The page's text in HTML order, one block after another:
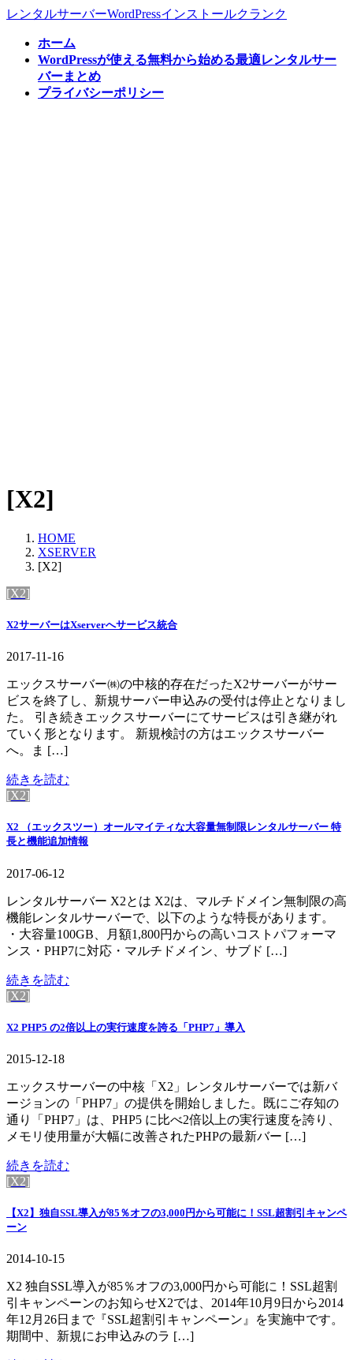
コ
ナ
レンタルサーバーWordPressインストールクランク
ホーム
WordPressが使える無料から始める最適レンタルサー
バーまとめ
プライバシーポリシー
[X2]
HOME
XSERVER
[X2]
[X2]
X2サーバーはXserverへサービス統合
2017-11-16
エックスサーバー㈱の中核的存在だったX2サーバーがサー
ビスを終了し、新規サーバー申込みの受付は停止となりまし
た。 引き続きエックスサーバーにてサービスは引き継がれ
ていく形となります。 新規検討の方はエックスサーバー
へ。ま […]
続きを読む
[X2]
X2 （エックスツー）オールマイティな大容量無制限レンタルサーバー 特
長と機能追加情報
2017-06-12
レンタルサーバー X2とは X2は、マルチドメイン無制限の高
機能レンタルサーバーで、以下のような特長があります。
・大容量100GB、月額1,800円からの高いコストパフォーマ
ンス・PHP7に対応・マルチドメイン、サブド […]
続きを読む
[X2]
X2 PHP5 の2倍以上の実行速度を誇る「PHP7」導入
2015-12-18
エックスサーバーの中核「X2」レンタルサーバーでは新バ
ージョンの「PHP7」の提供を開始しました。既にご存知の
通り「PHP7」は、PHP5 に比べ2倍以上の実行速度を誇り、
メモリ使用量が大幅に改善されたPHPの最新バー […]
続きを読む
[X2]
【X2】独自SSL導入が85％オフの3,000円から可能に！SSL超割引キャンペ
ーン
2014-10-15
X2 独自SSL導入が85％オフの3,000円から可能に！SSL超割
引キャンペーンのお知らせX2では、2014年10月9日から2014
年12月26日まで『SSL超割引キャンペーン』を実施中です。
期間中、新規にお申込みのラ […]